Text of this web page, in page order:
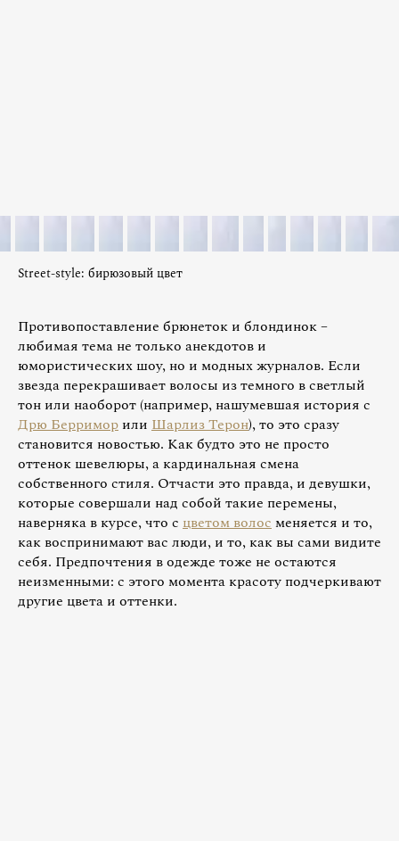
Street-style: бирюзовый цвет
Противопоставление брюнеток и блондинок –
любимая тема не только анекдотов и
юмористических шоу, но и модных журналов. Если
звезда перекрашивает волосы из темного в светлый
тон или наоборот (например, нашумевшая история с
Дрю Берримор или Шарлиз Терон), то это сразу
становится новостью. Как будто это не просто
оттенок шевелюры, а кардинальная смена
собственного стиля. Отчасти это правда, и девушки,
которые совершали над собой такие перемены,
наверняка в курсе, что с цветом волосменяется и то,
как воспринимают вас люди, и то, как вы сами видите
себя. Предпочтения в одежде тоже не остаются
неизменными: с этого момента красоту подчеркивают
другие цвета и оттенки.